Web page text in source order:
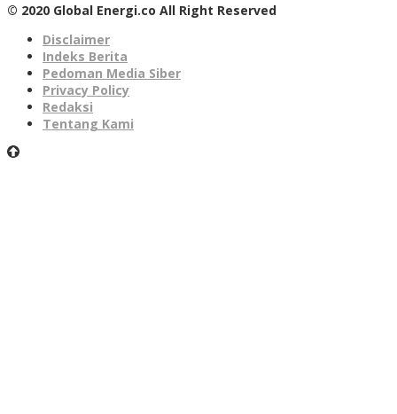
© 2020 Global Energi.co All Right Reserved
Disclaimer
Indeks Berita
Pedoman Media Siber
Privacy Policy
Redaksi
Tentang Kami